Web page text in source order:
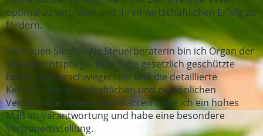
optimal zu vertreten und Ihren wirtschaftlichen Erfolg zu
fördern.
Vertrauen Sie mir. Als Steuerberaterin bin ich Organ der
Steuerrechtspflege. Durch die gesetzlich geschützte
berufliche Ver­schwiegen­heit und die detaillierte
Kenntnis der wirtschaftlichen und persönlichen
Verhältnisse unserer Mandanten trage ich ein hohes
Maß an Verantwortung und habe eine besondere
Vertrauensstellung.